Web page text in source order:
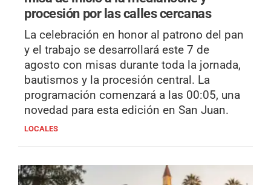
procesión por las calles cercanas
La celebración en honor al patrono del pan
y el trabajo se desarrollará este 7 de
agosto con misas durante toda la jornada,
bautismos y la procesión central. La
programación comenzará a las 00:05, una
novedad para esta edición en San Juan.
LOCALES